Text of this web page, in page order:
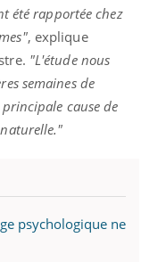
été rapportée chez
, explique
"L'étude nous
semaines de
cause de
psychologique ne